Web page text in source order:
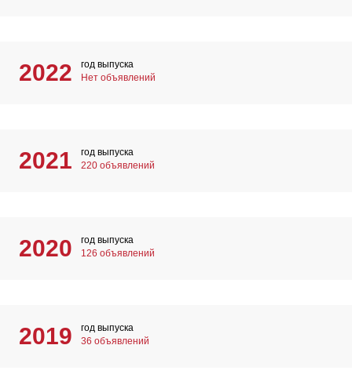
2022
год выпуска
Нет объявлений
2021
год выпуска
220 объявлений
2020
год выпуска
126 объявлений
2019
год выпуска
36 объявлений